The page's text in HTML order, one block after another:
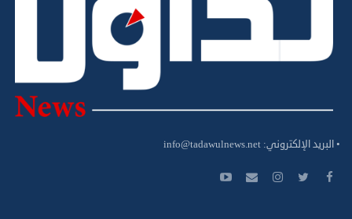
• البريد الإلكتروني: info@tadawulnews.net